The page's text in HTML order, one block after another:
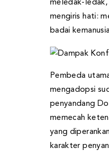
meledak-ledak,
mengiris hati:
badai
Pembeda
mengadopsi
penyandang
memecah
yang
karakter